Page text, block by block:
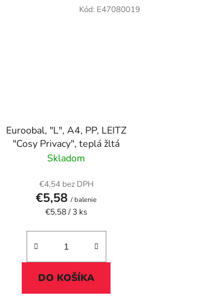
Euroobal, "L", A4, PP, LEITZ
"Cosy Privacy", teplá žltá
Skladom
€4,54 bez DPH
€5,58/ balenie
Jednotková
€5,58 / 3 ks
DO KOŠÍKA
Kód: E47080019